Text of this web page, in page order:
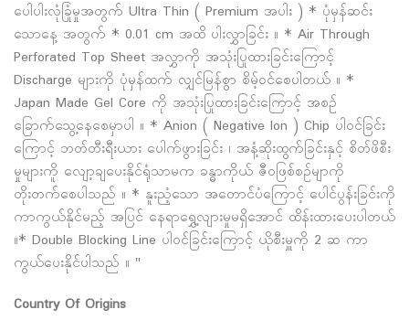
ပေါပါးလုံခြုံမှုအတွက် Ultra Thin ( Premium အပါး ) * ပုံမှန်ဆင်း
သောနေ့ အတွက် * 0.01 cm အထိ ပါးလွှာခြင်း ။ * Air Through
Perforated Top Sheet အလွှာကို အသုံးပြုထားခြင်းကြောင့်
Discharge များကို ပုံမှန်ထက် လျှင်မြန်စွာ စိမ့်ဝင်စေပါတယ် ။ *
Japan Made Gel Core ကို အသုံးပြုထားခြင်းကြောင့် အစဥ်
ခြောက်သွေ့နေစေမှာပါ ။ * Anion ( Negative Ion ) Chip ပါဝင်ခြင်း
ကြောင့် ဘတ်တီးရီးယား ပေါက်ဖွားခြင်း ၊ အနံ့ဆိုးထွက်ခြင်းနှင့် စိတ်ဖိစီး
မှုများကိူ လျော့ချပေးနိုင်ရုံသာမက ခန္ဓာကိုယ် ဇီဝဖြစ်စဥ်မျာကို
တိုးတက်စေပါသည် ။ * နူးညံ့သော အတောင်ပံကြောင့် ပေါင်ပွန်းခြင်းကို
ကာကွယ်နိုင်မည့် အပြင် နေရာရွှေ့လျားမှုမရှိအောင် ထိန်းထားပေးပါတယ်
။* Double Blocking Line ပါဝင်ခြင်းကြောင့် ယိုစီးမှူကို 2 ဆ ကာ
ကွယ်ပေးနိုင်ပါသည် ။ "
Country Of Origins